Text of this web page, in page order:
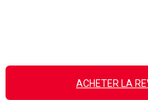
ACHETER LA